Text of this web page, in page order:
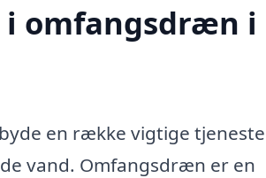
i omfangsdræn i
en række vigtige
vand. Omfangsdræn er en